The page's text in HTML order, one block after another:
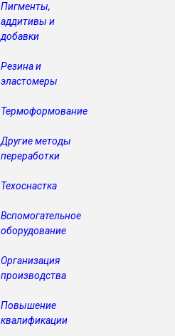
Пигменты,
аддитивы и
добавки
Резина и
эластомеры
Термоформование
Другие методы
переработки
Техоснастка
Вспомогательное
оборудование
Организация
производства
Повышение
квалификации